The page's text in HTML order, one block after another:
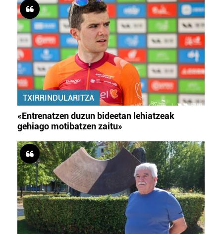
TXIRRINDULARITZA
«Entrenatzen duzun bideetan lehiatzeak
gehiago motibatzen zaitu»